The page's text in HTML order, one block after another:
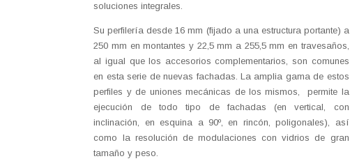
soluciones integrales.
Su perfilería desde 16 mm (fijado a una estructura portante) a
250 mm en montantes y 22,5 mm a 255,5 mm en travesaños,
al igual que los accesorios complementarios, son comunes
en esta serie de nuevas fachadas. La amplia gama de estos
perfiles y de uniones mecánicas de los mismos, permite la
ejecución de todo tipo de fachadas (en vertical, con
inclinación, en esquina a 90º, en rincón, poligonales), así
como la resolución de modulaciones con vidrios de gran
tamaño y peso.